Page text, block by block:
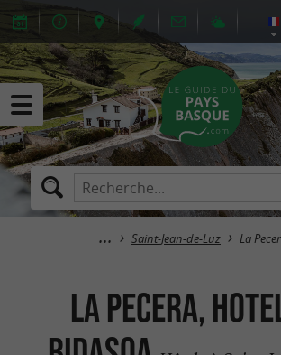
Saint-Jean-de-Luz La
La Pecera,